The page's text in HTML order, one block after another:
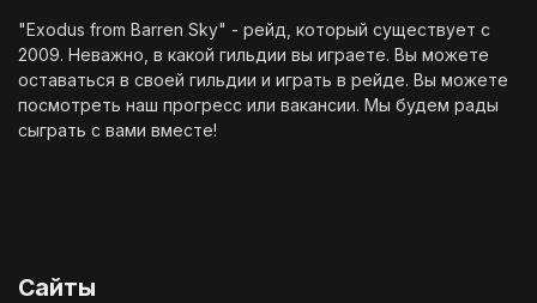
"Exodus from Barren Sky" - рейд, который существует с
2009. Неважно, в какой гильдии вы играете. Вы можете
оставаться в своей гильдии и играть в рейде. Вы можете
посмотреть наш прогресс или вакансии. Мы будем рады
сыграть с вами вместе!
Сайты